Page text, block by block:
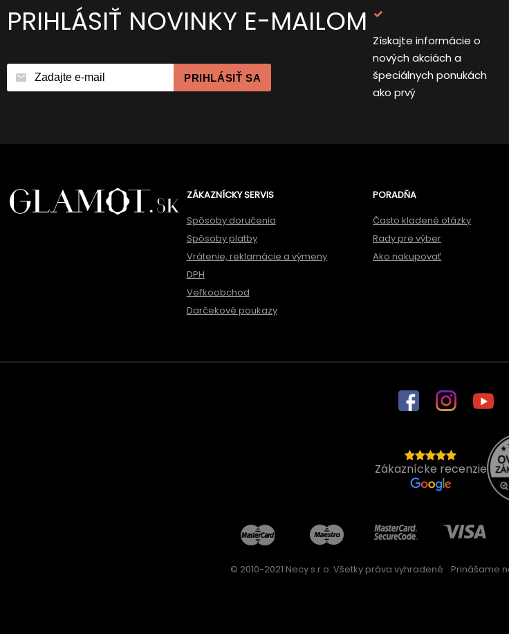
PRIHLÁSIŤ NOVINKY E-MAILOM
PRIHLÁSIŤ SA
Získajte informácie o
nových akciách a
špeciálnych ponukách
ako prvý
ZÁKAZNÍCKY SERVIS
Spôsoby doručenia
Spôsoby platby
Vrátenie, reklamácie a výmeny
DPH
Veľkoobchod
Darčekové poukazy
PORADŇA
Často kladené otázky
Rady pre výber
Ako nakupovať
Zákaznícke recenzie
© 2010-2021 Necy s.r.o. Všetky práva vyhradené Prinášame